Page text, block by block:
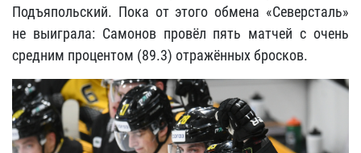
Подъяпольский. Пока от этого обмена «Северсталь»
не выиграла: Самонов провёл пять матчей с очень
средним процентом (89.3) отражённых бросков.